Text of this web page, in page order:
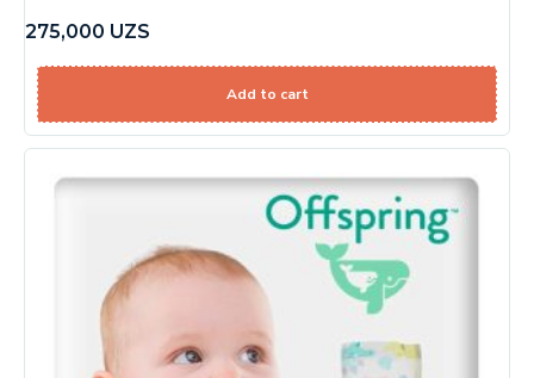
275,000 UZS
Add to cart